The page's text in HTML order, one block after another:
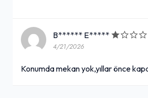
B****** E*****
4/21/2026
Konumda mekan yok,yıllar önce